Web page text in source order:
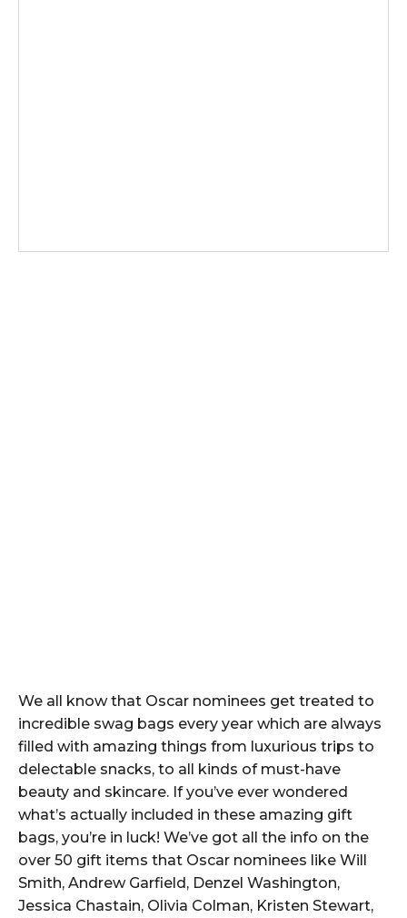
We all know that Oscar nominees get treated to
incredible swag bags every year which are always
filled with amazing things from luxurious trips to
delectable snacks, to all kinds of must-have
beauty and skincare. If you’ve ever wondered
what’s actually included in these amazing gift
bags, you’re in luck! We’ve got all the info on the
over 50 gift items that Oscar nominees like Will
Smith, Andrew Garfield, Denzel Washington,
Jessica Chastain, Olivia Colman, Kristen Stewart,